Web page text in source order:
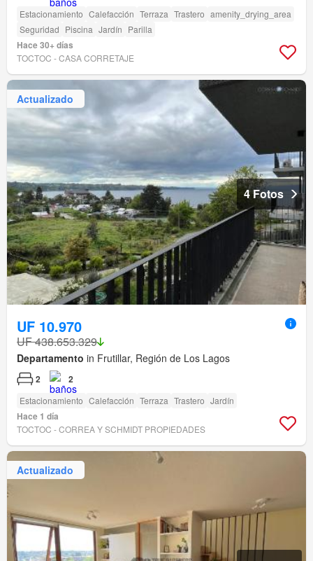
Estacionamiento Calefacción Terraza Trastero amenity_drying_area
Seguridad Piscina Jardín Parilla
Hace 30+ días
TOCTOC - CASA CORRETAJE
Actualizado
4 Fotos
UF 10.970
UF 438.653.329
Departamento in Frutillar, Región de Los Lagos
2 2
Estacionamiento Calefacción Terraza Trastero Jardín
Hace 1 día
TOCTOC - CORREA Y SCHMIDT PROPIEDADES
Actualizado